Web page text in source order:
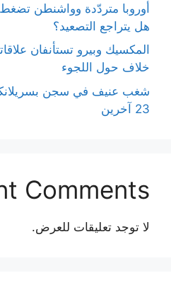
أوروبا متردّدة وواشنطن
هل يتراجع التصعيد؟
المكسيك وبيرو تستأنفان
خلاف حول اللجوء
23 آخرين
Comments
لا توجد تعليقات للعرض.